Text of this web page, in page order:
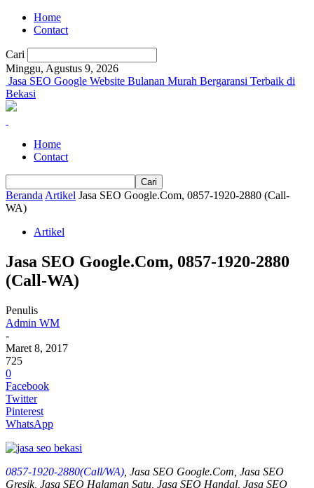
Home
Contact
Cari
Minggu, Agustus 9, 2026
Jasa SEO Google Website Bulanan Murah Bergaransi Terbaik di
Bekasi
Home
Contact
Beranda Artikel Jasa SEO Google.Com, 0857-1920-2880 (Call-
WA)
Artikel
Jasa SEO Google.Com, 0857-1920-2880
(Call-WA)
Penulis
Admin WM
-
Maret 8, 2017
725
0
Facebook
Twitter
Pinterest
WhatsApp
0857-1920-2880(Call/WA) , Jasa SEO Google.Com, Jasa SEO
Gresik, Jasa SEO Halaman Satu, Jasa SEO Handal, Jasa SEO